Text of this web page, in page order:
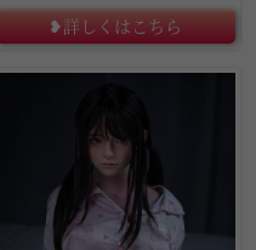
❥詳しくはこちら